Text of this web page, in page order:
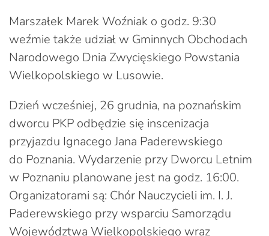
Marszałek Marek Woźniak o godz. 9:30
weźmie także udział w Gminnych Obchodach
Narodowego Dnia Zwycięskiego Powstania
Wielkopolskiego w Lusowie.
Dzień wcześniej, 26 grudnia, na poznańskim
dworcu PKP odbędzie się inscenizacja
przyjazdu Ignacego Jana Paderewskiego
do Poznania. Wydarzenie przy Dworcu Letnim
w Poznaniu planowane jest na godz. 16:00.
Organizatorami są: Chór Nauczycieli im. I. J.
Paderewskiego przy wsparciu Samorządu
Województwa Wielkopolskiego wraz